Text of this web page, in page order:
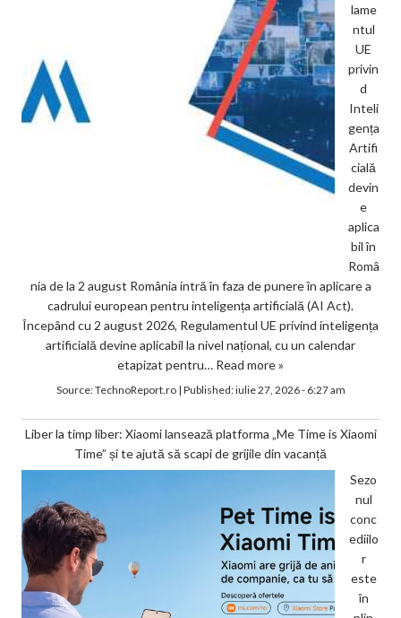
lame
ntul
UE
privin
d
Inteli
gența
Artifi
cială
devin
e
aplica
bil în
Româ
nia de la 2 august România intră în faza de punere în aplicare a
cadrului european pentru inteligența artificială (AI Act).
Începând cu 2 august 2026, Regulamentul UE privind inteligența
artificială devine aplicabil la nivel național, cu un calendar
etapizat pentru… Read more »
Source:TechnoReport.ro| Published:iulie 27, 2026 - 6:27 am
Liber la timp liber: Xiaomi lansează platforma „Me Time is Xiaomi
Time” și te ajută să scapi de grijile din vacanță
Sezo
nul
conc
ediilo
r
este
în